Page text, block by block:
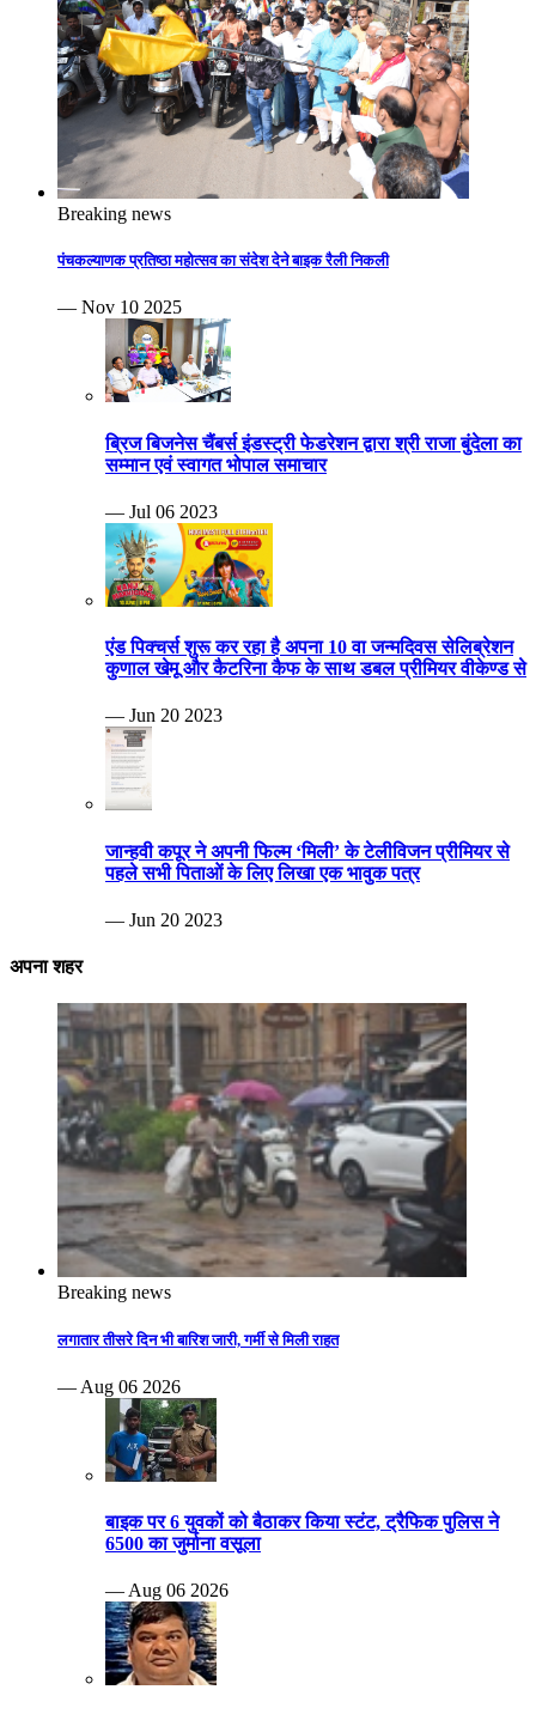
Breaking news
पंचकल्याणक प्रतिष्ठा महोत्सव का संदेश देने बाइक रैली निकली
— Nov 10 2025
ब्रिज बिजनेस चैंबर्स इंडस्ट्री फेडरेशन द्वारा श्री राजा बुंदेला का
सम्मान एवं स्वागत भोपाल समाचार
— Jul 06 2023
एंड पिक्चर्स शुरू कर रहा है अपना 10 वा जन्मदिवस सेलिब्रेशन
कुणाल खेमू और कैटरिना कैफ के साथ डबल प्रीमियर वीकेण्ड से
— Jun 20 2023
जान्हवी कपूर ने अपनी फिल्म ‘मिली’ के टेलीविजन प्रीमियर से
पहले सभी पिताओं के लिए लिखा एक भावुक पत्र
— Jun 20 2023
अपना शहर
Breaking news
लगातार तीसरे दिन भी बारिश जारी, गर्मी से मिली राहत
— Aug 06 2026
बाइक पर 6 युवकों को बैठाकर किया स्टंट, ट्रैफिक पुलिस ने
6500 का जुर्माना वसूला
— Aug 06 2026